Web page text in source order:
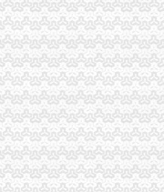
募集资金2014年度使
价值-直辖市重庆装饰
_腾讯网
购买银行保本理财产
公司使用部分闲置募
期指频道-金融界
名录
分闲置募集资金购买
野无遮挡全新未住